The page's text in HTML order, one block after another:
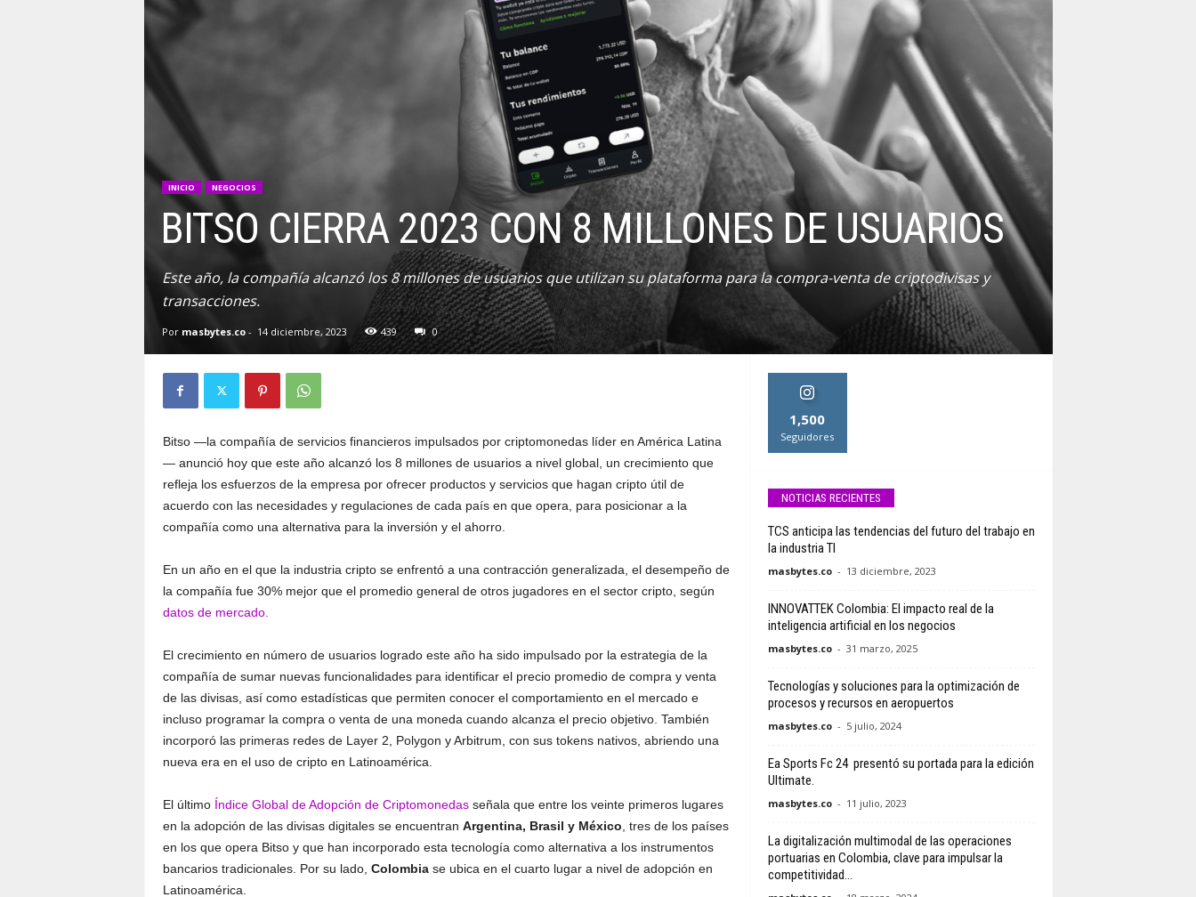
INICIO NEGOCIOS
BITSO CIERRA 2023 CON 8 MILLONES DE USUARIOS
Este año, la compañía alcanzó los 8 millones de usuarios que utilizan su plataforma para la compra-venta de criptodivisas y
transacciones.
Por masbytes.co- 14 diciembre, 2023 439 0
Bitso —la compañía de servicios financieros impulsados por criptomonedas líder en América Latina
— anunció hoy que este año alcanzó los 8 millones de usuarios a nivel global, un crecimiento que
refleja los esfuerzos de la empresa por ofrecer productos y servicios que hagan cripto útil de
acuerdo con las necesidades y regulaciones de cada país en que opera, para posicionar a la
compañía como una alternativa para la inversión y el ahorro.
En un año en el que la industria cripto se enfrentó a una contracción generalizada, el desempeño de
la compañía fue 30% mejor que el promedio general de otros jugadores en el sector cripto, según
datos de mercado.
El crecimiento en número de usuarios logrado este año ha sido impulsado por la estrategia de la
compañía de sumar nuevas funcionalidades para identificar el precio promedio de compra y venta
de las divisas, así como estadísticas que permiten conocer el comportamiento en el mercado e
incluso programar la compra o venta de una moneda cuando alcanza el precio objetivo. También
incorporó las primeras redes de Layer 2, Polygon y Arbitrum, con sus tokens nativos, abriendo una
nueva era en el uso de cripto en Latinoamérica.
El último Índice Global de Adopción de Criptomonedasseñala que entre los veinte primeros lugares
en la adopción de las divisas digitales se encuentran Argentina, Brasil y México , tres de los países
en los que opera Bitso y que han incorporado esta tecnología como alternativa a los instrumentos
bancarios tradicionales. Por su lado, Colombiase ubica en el cuarto lugar a nivel de adopción en
Latinoamérica.
1,500
Seguidores
NOTICIAS RECIENTES
TCS anticipa las tendencias del futuro del trabajo en
la industria TI
masbytes.co - 13 diciembre, 2023
INNOVATTEK Colombia: El impacto real de la
inteligencia artificial en los negocios
masbytes.co - 31 marzo, 2025
Tecnologías y soluciones para la optimización de
procesos y recursos en aeropuertos
masbytes.co - 5 julio, 2024
Ea Sports Fc 24 presentó su portada para la edición
Ultimate.
masbytes.co - 11 julio, 2023
La digitalización multimodal de las operaciones
portuarias en Colombia, clave para impulsar la
competitividad...